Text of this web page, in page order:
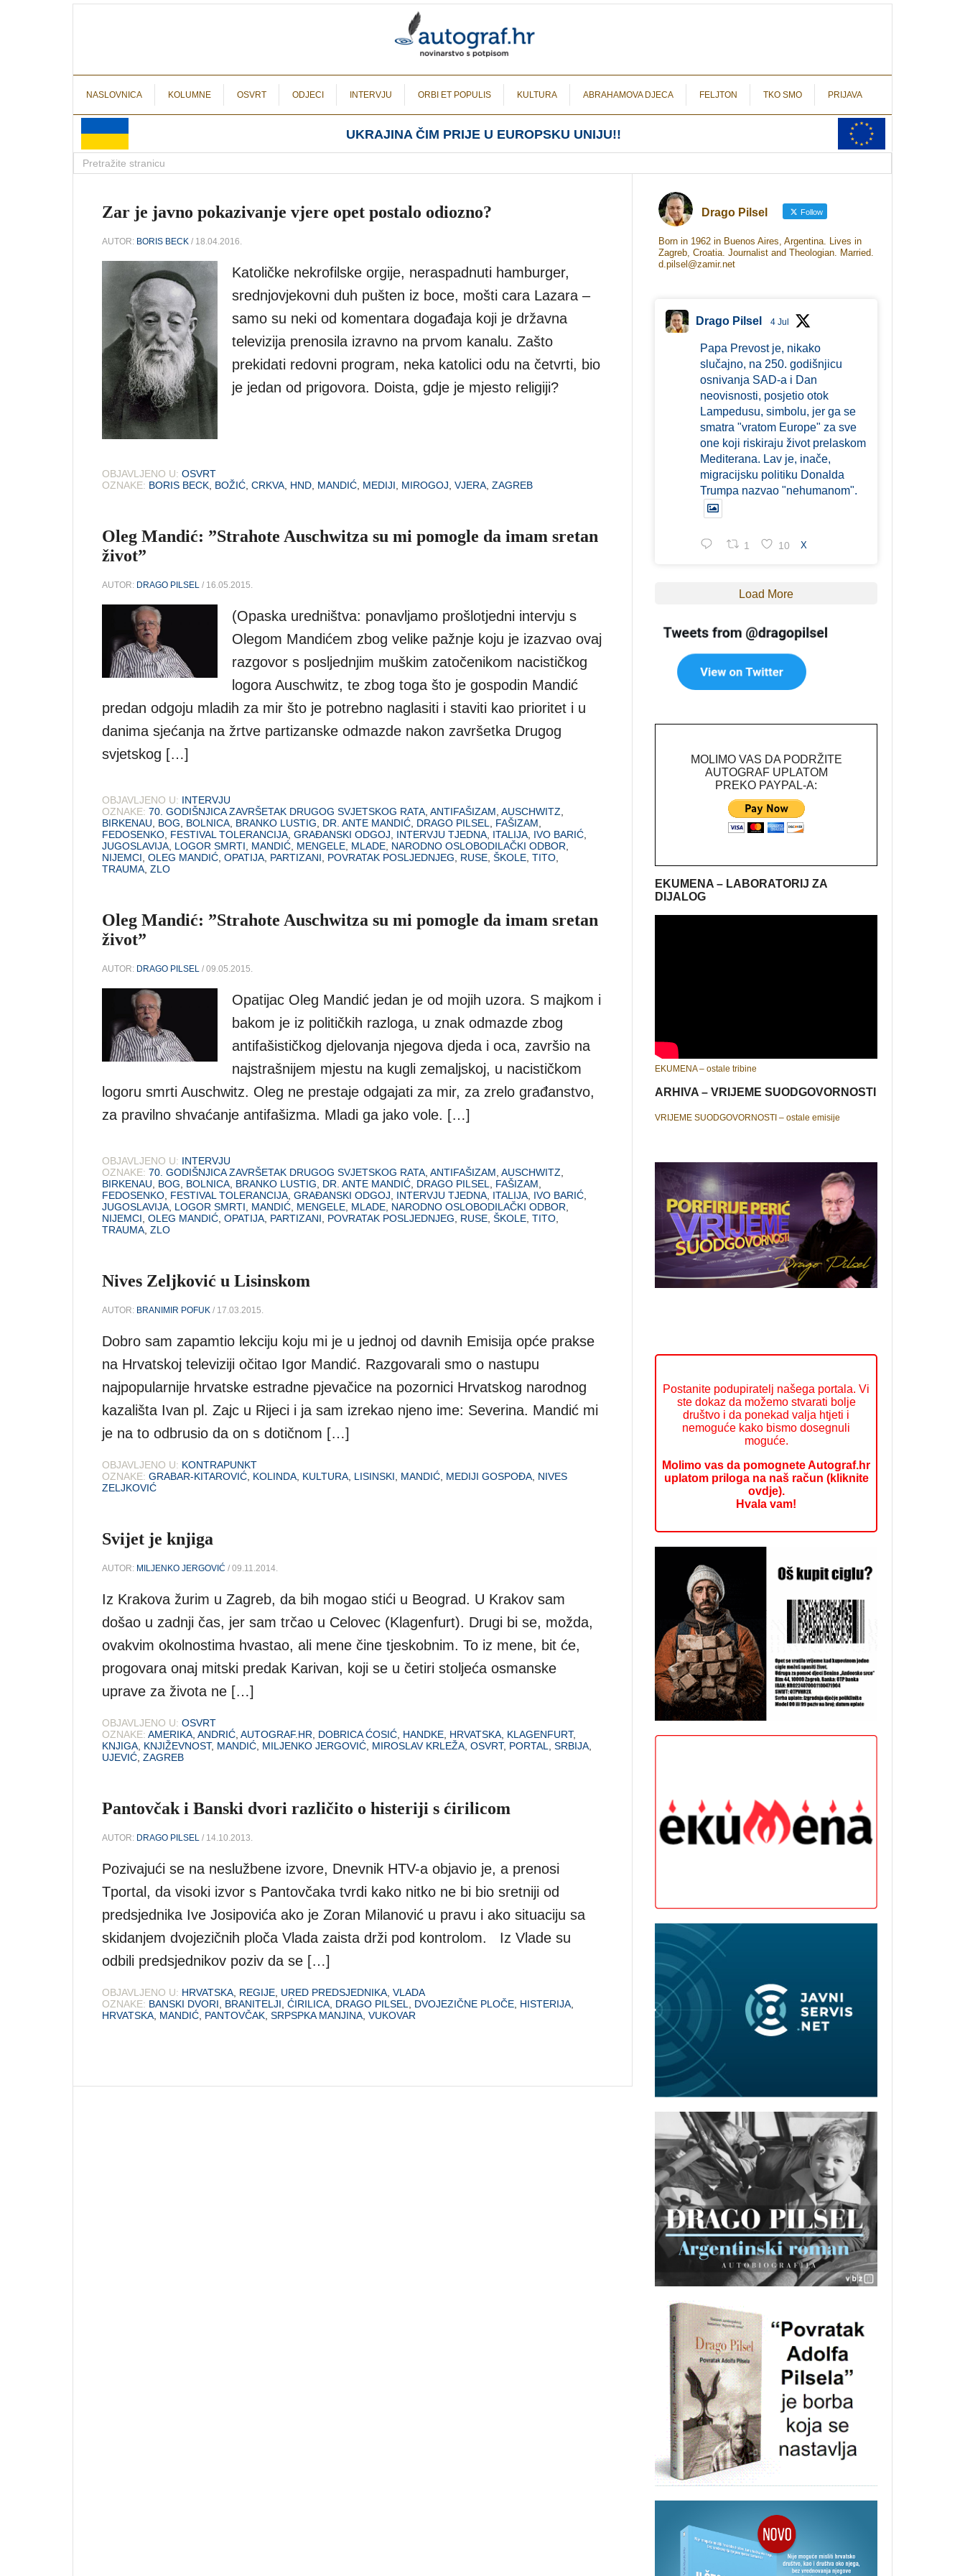
NASLOVNICA KOLUMNE OSVRT ODJECI INTERVJU ORBI ET POPULIS KULTURA ABRAHAMOVA DJECA FELJTON TKO SMO PRIJAVA
UKRAJINA ČIM PRIJE U EUROPSKU UNIJU!!
Zar je javno pokazivanje vjere opet postalo odiozno?
AUTOR: BORIS BECK / 18.04.2016.
Katoličke nekrofilske orgije, neraspadnuti hamburger,
srednjovjekovni duh pušten iz boce, mošti cara Lazara –
samo su neki od komentara događaja koji je državna
televizija prenosila izravno na prvom kanalu. Zašto
prekidati redovni program, neka katolici odu na četvrti, bio
je jedan od prigovora. Doista, gdje je mjesto religiji?
OBJAVLJENO U: OSVRT
OZNAKE: BORIS BECK BOŽIĆ CRKVA HND MANDIĆ MEDIJI MIROGOJ VJERA ZAGREB
Oleg Mandić: ”Strahote Auschwitza su mi pomogle da imam sretan
život”
AUTOR: DRAGO PILSEL / 16.05.2015.
(Opaska uredništva: ponavljamo prošlotjedni intervju s
Olegom Mandićem zbog velike pažnje koju je izazvao ovaj
razgovor s posljednjim muškim zatočenikom nacističkog
logora Auschwitz, te zbog toga što je gospodin Mandić
predan odgoju mladih za mir što je potrebno naglasiti i staviti kao prioritet i u
danima sjećanja na žrtve partizanske odmazde nakon završetka Drugog
svjetskog […]
OBJAVLJENO U: INTERVJU
OZNAKE: 70. GODIŠNJICA ZAVRŠETAK DRUGOG SVJETSKOG RATA ANTIFAŠIZAM AUSCHWITZ
BIRKENAU
BOG BOLNICA BRANKO LUSTIG DR. ANTE MANDIĆ DRAGO PILSEL FAŠIZAM
FEDOSENKO FESTIVAL TOLERANCIJA GRAĐANSKI ODGOJ INTERVJU TJEDNA ITALIJA IVO BARIĆ
JUGOSLAVIJA LOGOR SMRTI MANDIĆ MENGELE MLADE NARODNO OSLOBODILAČKI ODBOR
NIJEMCI OLEG MANDIĆ OPATIJA PARTIZANI POVRATAK POSLJEDNJEG RUSE ŠKOLE TITO
TRAUMA ZLO
Oleg Mandić: ”Strahote Auschwitza su mi pomogle da imam sretan
život”
AUTOR: DRAGO PILSEL / 09.05.2015.
Opatijac Oleg Mandić jedan je od mojih uzora. S majkom i
bakom je iz političkih razloga, u znak odmazde zbog
antifašističkog djelovanja njegova djeda i oca, završio na
najstrašnijem mjestu na kugli zemaljskoj, u nacističkom
logoru smrti Auschwitz. Oleg ne prestaje odgajati za mir, za zrelo građanstvo,
za pravilno shvaćanje antifašizma. Mladi ga jako vole. […]
OBJAVLJENO U: INTERVJU
OZNAKE: 70. GODIŠNJICA ZAVRŠETAK DRUGOG SVJETSKOG RATA ANTIFAŠIZAM AUSCHWITZ
BIRKENAU
BOG BOLNICA BRANKO LUSTIG DR. ANTE MANDIĆ DRAGO PILSEL FAŠIZAM
FEDOSENKO FESTIVAL TOLERANCIJA GRAĐANSKI ODGOJ INTERVJU TJEDNA ITALIJA IVO BARIĆ
JUGOSLAVIJA LOGOR SMRTI MANDIĆ MENGELE MLADE NARODNO OSLOBODILAČKI ODBOR
NIJEMCI OLEG MANDIĆ OPATIJA PARTIZANI POVRATAK POSLJEDNJEG RUSE ŠKOLE TITO
TRAUMA ZLO
Nives Zeljković u Lisinskom
AUTOR: BRANIMIR POFUK / 17.03.2015.
Dobro sam zapamtio lekciju koju mi je u jednoj od davnih Emisija opće prakse
na Hrvatskoj televiziji očitao Igor Mandić. Razgovarali smo o nastupu
najpopularnije hrvatske estradne pjevačice na pozornici Hrvatskog narodnog
kazališta Ivan pl. Zajc u Rijeci i ja sam izrekao njeno ime: Severina. Mandić mi
je na to odbrusio da on s dotičnom […]
OBJAVLJENO U: KONTRAPUNKT
OZNAKE: GRABAR-KITAROVIĆ KOLINDA KULTURA LISINSKI MANDIĆ MEDIJI GOSPOĐA NIVES
ZELJKOVIĆ
Svijet je knjiga
AUTOR: MILJENKO JERGOVIĆ / 09.11.2014.
Iz Krakova žurim u Zagreb, da bih mogao stići u Beograd. U Krakov sam
došao u zadnji čas, jer sam trčao u Celovec (Klagenfurt). Drugi bi se, možda,
ovakvim okolnostima hvastao, ali mene čine tjeskobnim. To iz mene, bit će,
progovara onaj mitski predak Karivan, koji se u četiri stoljeća osmanske
uprave za života ne […]
OBJAVLJENO U: OSVRT
OZNAKE: AMERIKA ANDRIĆ AUTOGRAF.HR DOBRICA ĆOSIĆ HANDKE HRVATSKA KLAGENFURT,
KNJIGA KNJIŽEVNOST, MANDIĆ MILJENKO JERGOVIĆ MIROSLAV KRLEŽA OSVRT, PORTAL SRBIJA
UJEVIĆ ZAGREB
Pantovčak i Banski dvori različito o histeriji s ćirilicom
AUTOR: DRAGO PILSEL / 14.10.2013.
Pozivajući se na neslužbene izvore, Dnevnik HTV-a objavio je, a prenosi
Tportal, da visoki izvor s Pantovčaka tvrdi kako nitko ne bi bio sretniji od
predsjednika Ive Josipovića ako je Zoran Milanović u pravu i ako situaciju sa
skidanjem dvojezičnih ploča Vlada zaista drži pod kontrolom. Iz Vlade su
odbili predsjednikov poziv da se […]
OBJAVLJENO U: HRVATSKA REGIJE URED PREDSJEDNIKA VLADA
OZNAKE: BANSKI DVORI BRANITELJI ĆIRILICA DRAGO PILSEL DVOJEZIČNE PLOČE HISTERIJA
HRVATSKA MANDIĆ PANTOVČAK SRPSPKA MANJINA VUKOVAR
Drago Pilsel Follow
Born in 1962 in Buenos Aires, Argentina. Lives in
Zagreb, Croatia. Journalist and Theologian. Married.
d.pilsel@zamir.net
Drago Pilsel 4 Jul
Papa Prevost je, nikako
slučajno, na 250. godišnjicu
osnivanja SAD-a i Dan
neovisnosti, posjetio otok
Lampedusu, simbolu, jer ga se
smatra "vratom Europe" za sve
one koji riskiraju život prelaskom
Mediterana. Lav je, inače,
migracijsku politiku Donalda
Trumpa nazvao "nehumanom".
1 10 X
Load More
MOLIMO VAS DA PODRŽITE
AUTOGRAF UPLATOM
PREKO PAYPAL-A:
EKUMENA – LABORATORIJ ZA
DIJALOG
EKUMENA – ostale tribine
ARHIVA – VRIJEME SUODGOVORNOSTI
VRIJEME SUODGOVORNOSTI – ostale emisije
Postanite podupiratelj našega portala. Vi
ste dokaz da možemo stvarati bolje
društvo i da ponekad valja htjeti i
nemoguće kako bismo dosegnuli
moguće.
Molimo vas da pomognete Autograf.hr
uplatom priloga na naš račun (kliknite
ovdje).
Hvala vam!